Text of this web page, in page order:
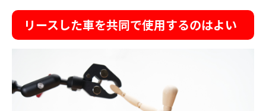
リースした車を共同で使用するのはよい